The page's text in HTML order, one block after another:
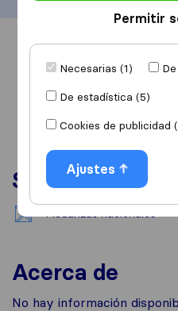
Servicios
Mudanzas nacionales
Acerca de
No hay información
Permitir
Necesarias (1)
De estadística (5)
Cookies de publicidad
Ajustes